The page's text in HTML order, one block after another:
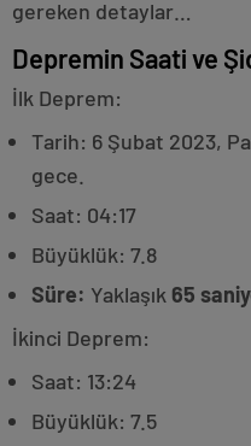
gereken detaylar…
Çukurambar
escort
Ankara
escort
ofise
gelen
Depremin Saati ve
İlk Deprem:
Tarih: 6 Şubat 2023,
gece.
Saat: 04:17
Büyüklük: 7.8
Süre: Yaklaşık 65
İkinci Deprem:
Saat: 13:24
Büyüklük: 7.5